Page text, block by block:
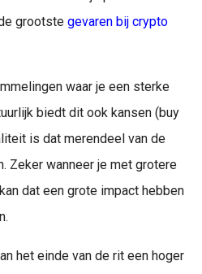
grootste gevaren bij crypto
waar je een sterke
biedt dit ook kansen (buy
is dat merendeel van de
Zeker wanneer je met grotere
dat een grote impact hebben
het einde van de rit een hoger